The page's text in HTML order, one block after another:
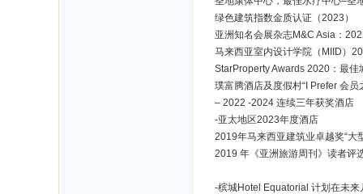
绿色建筑指数金质认证（2023）
亚洲知名会展杂志M&C Asia：
马来西亚室内设计学院（MIID）
StarProperty Awards 2020：最佳
璞富腾酒店及度假村“I Prefer 会员
– 2022 -2024 连续三年获奖酒店
-亚太地区2023年度酒店
2019年马来西亚建筑业卓越奖“大
2019 年《亚洲旅游周刊》读者评
-槟城Hotel Equatorial 计划在未